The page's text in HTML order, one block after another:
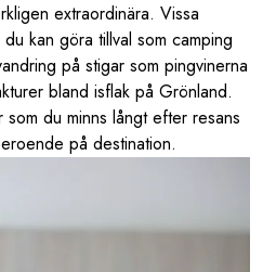
extraordinära. Vissa
kan göra tillval som camping
på stigar som pingvinerna
bland isflak på Grönland.
du minns långt efter resans
på destination.